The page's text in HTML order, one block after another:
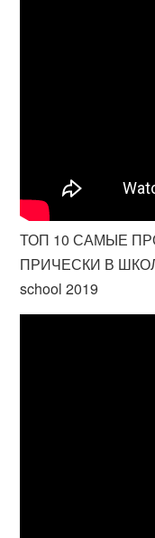
ТОП 10 САМЫЕ
ПРИЧЕСКИ В
school 2019